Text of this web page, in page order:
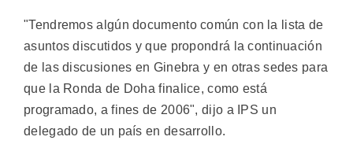
"Tendremos algún documento común con la lista de
asuntos discutidos y que propondrá la continuación
de las discusiones en Ginebra y en otras sedes para
que la Ronda de Doha finalice, como está
programado, a fines de 2006", dijo a IPS un
delegado de un país en desarrollo.